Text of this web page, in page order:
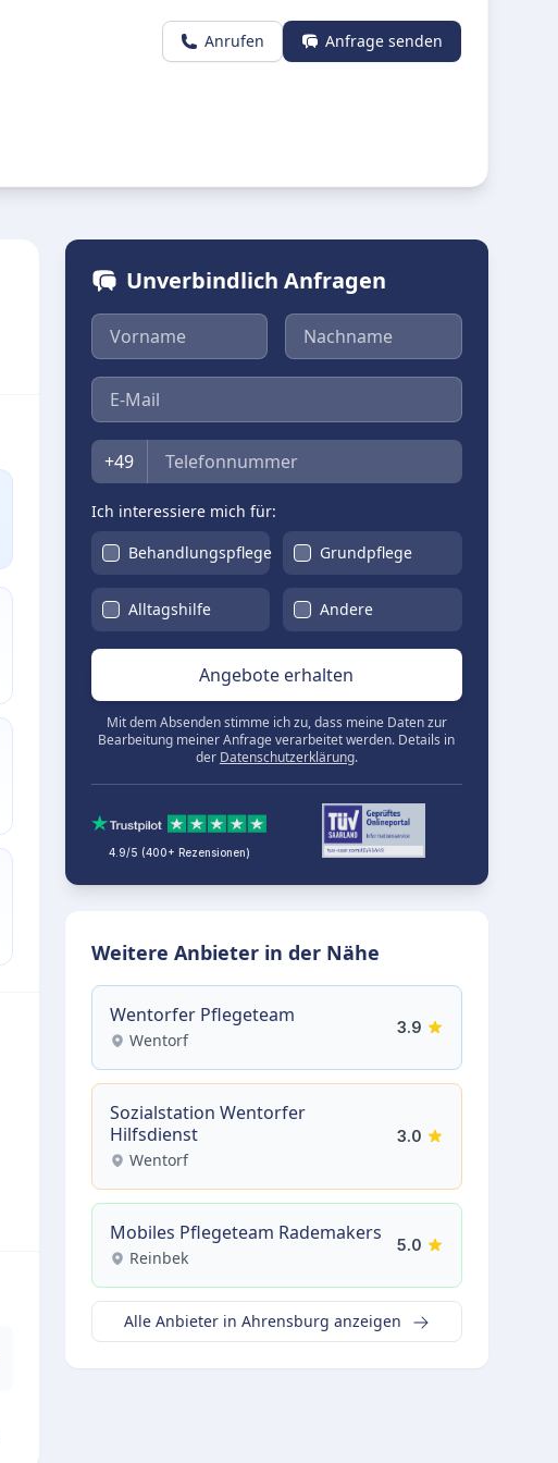
Anrufen Anfrage senden
Unverbindlich Anfragen
Vorname Nachname
E-Mail
Telefon
+49
Ich interessiere mich für:
Behandlungspflege
Grundpflege
Alltagshilfe Andere
Angebote erhalten
Mit dem Absenden stimme ich zu, dass meine Daten zur
Bearbeitung meiner Anfrage verarbeitet werden. Details in
der Datenschutzerklärung.
4.9/5 (400+ Rezensionen)
Weitere Anbieter in der Nähe
Wentorfer Pflegeteam
Wentorf
3.9
Sozialstation Wentorfer
Hilfsdienst
Wentorf
3.0
Mobiles Pflegeteam Rademakers
Reinbek
5.0
Alle Anbieter in Ahrensburg anzeigen